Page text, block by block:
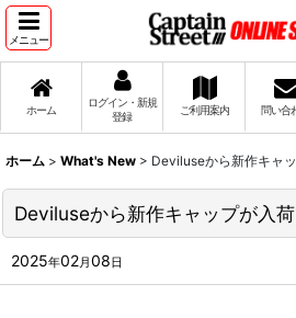
メニュー
ホーム
ログイン・新規
登録
ご利用案内 問い合
ホーム > What's New > Deviluseから新作キャ
Deviluseから新作キャップが入
2025年02月08日